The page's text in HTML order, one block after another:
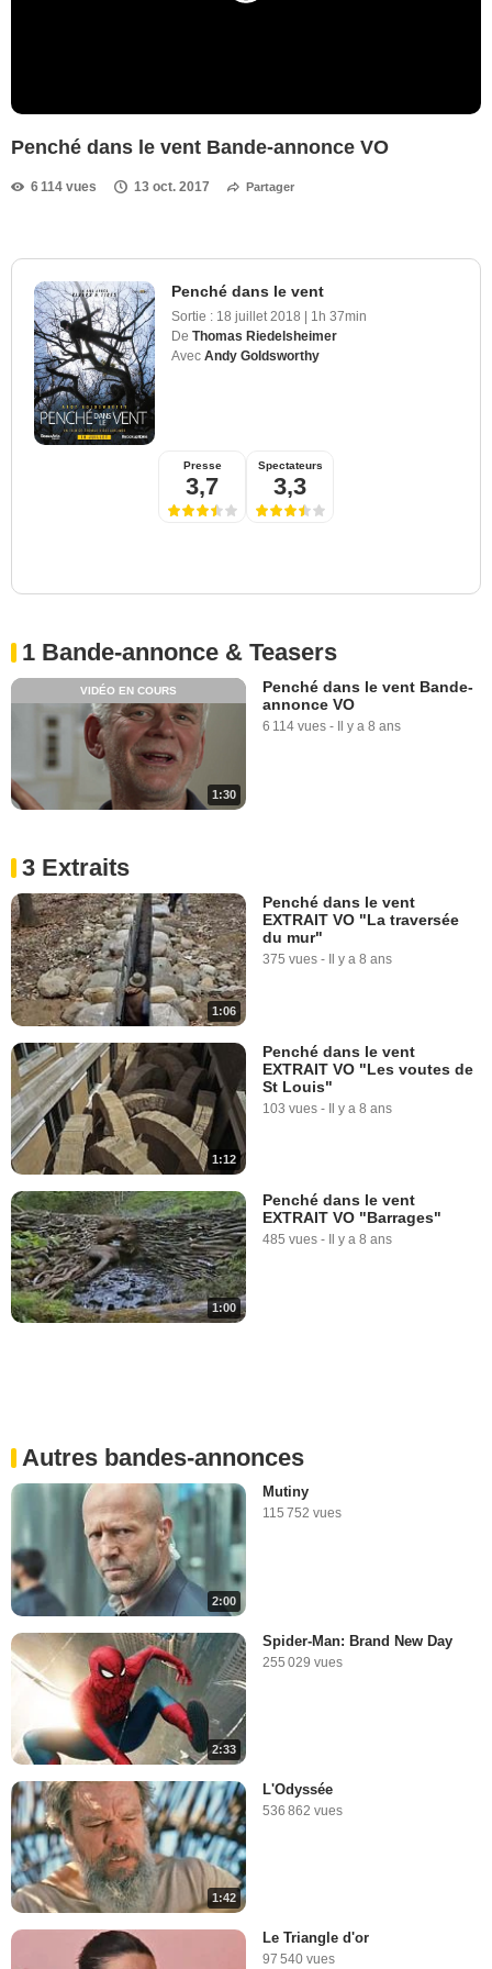
Penché dans le vent Bande-annonce VO
6 114 vues 13 oct. 2017 Partager
Penché dans le vent
Sortie : 18 juillet 2018 | 1h 37min
De Thomas Riedelsheimer
Avec Andy Goldsworthy
Presse
3,7
Spectateurs
3,3
1 Bande-annonce & Teasers
1:30
VIDÉO EN COURS
Penché dans le vent Bande-
annonce VO
6 114 vues - Il y a 8 ans
3 Extraits
1:06
Penché dans le vent
EXTRAIT VO "La traversée
du mur"
375 vues - Il y a 8 ans
1:12
Penché dans le vent
EXTRAIT VO "Les voutes de
St Louis"
103 vues - Il y a 8 ans
1:00
Penché dans le vent
EXTRAIT VO "Barrages"
485 vues - Il y a 8 ans
Autres bandes-annonces
2:00
Mutiny
115 752 vues
2:33
Spider-Man: Brand New Day
255 029 vues
1:42
L'Odyssée
536 862 vues
Le Triangle d'or
97 540 vues